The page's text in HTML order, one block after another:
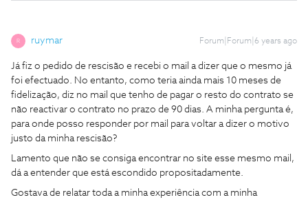
R ruymar Forum|Forum|6 years ago
Já fiz o pedido de rescisão e recebi o mail a dizer que o mesmo já
foi efectuado. No entanto, como teria ainda mais 10 meses de
fidelização, diz no mail que tenho de pagar o resto do contrato se
não reactivar o contrato no prazo de 90 dias. A minha pergunta é,
para onde posso responder por mail para voltar a dizer o motivo
justo da minha rescisão?
Lamento que não se consiga encontrar no site esse mesmo mail,
dá a entender que está escondido propositadamente.
Gostava de relatar toda a minha experiência com a minha